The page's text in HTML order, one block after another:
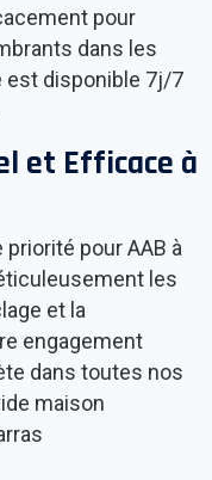
pour
dans les
est disponible 7j/7
et Efficace à
pour AAB à
les
et la
engagement
dans toutes nos
maison